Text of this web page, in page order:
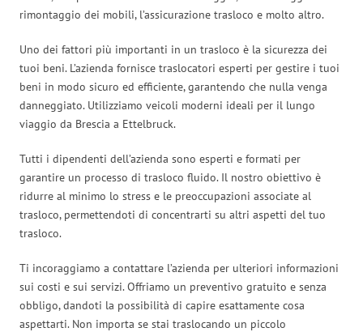
rimontaggio dei mobili, l’assicurazione trasloco e molto altro.
Uno dei fattori più importanti in un trasloco è la sicurezza dei
tuoi beni. L’azienda fornisce traslocatori esperti per gestire i tuoi
beni in modo sicuro ed efficiente, garantendo che nulla venga
danneggiato. Utilizziamo veicoli moderni ideali per il lungo
viaggio da Brescia a Ettelbruck.
Tutti i dipendenti dell’azienda sono esperti e formati per
garantire un processo di trasloco fluido. Il nostro obiettivo è
ridurre al minimo lo stress e le preoccupazioni associate al
trasloco, permettendoti di concentrarti su altri aspetti del tuo
trasloco.
Ti incoraggiamo a contattare l’azienda per ulteriori informazioni
sui costi e sui servizi. Offriamo un preventivo gratuito e senza
obbligo, dandoti la possibilità di capire esattamente cosa
aspettarti. Non importa se stai traslocando un piccolo